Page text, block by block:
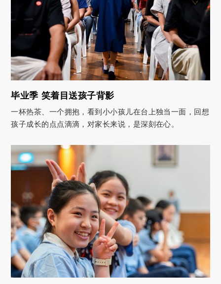
毕业季 笑着目送孩子背影
一杯热茶、一个拥抱，看到小小孩儿在台上独当一面，回想
孩子成长的点点滴滴，对家长来说，是深刻在心。